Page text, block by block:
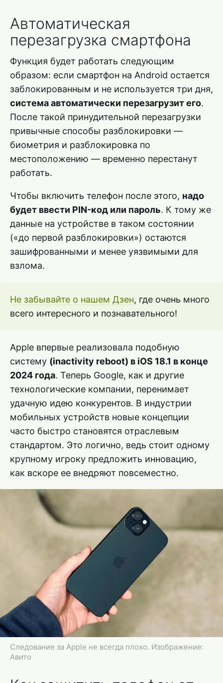
Автоматическая
перезагрузка смартфона
Функция будет работать следующим
образом: если смартфон на Android остается
заблокированным и не используется три дня,
система автоматически перезагрузит его.
После такой принудительной перезагрузки
привычные способы разблокировки —
биометрия и разблокировка по
местоположению — временно перестанут
работать.
Чтобы включить телефон после этого, надо
будет ввести PIN-код или пароль. К тому же
данные на устройстве в таком состоянии
(«до первой разблокировки») остаются
зашифрованными и менее уязвимыми для
взлома.
Не забывайте о нашем Дзен, где очень много
всего интересного и познавательного!
Apple впервые реализовала подобную
систему (inactivity reboot) в iOS 18.1 в конце
2024 года. Теперь Google, как и другие
технологические компании, перенимает
удачную идею конкурентов. В индустрии
мобильных устройств новые концепции
часто быстро становятся отраслевым
стандартом. Это логично, ведь стоит одному
крупному игроку предложить инновацию,
как вскоре ее внедряют повсеместно.
Следование за Apple не всегда плохо. Изображение:
Авито